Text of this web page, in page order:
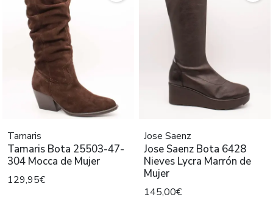
Tamaris
Tamaris Bota 25503-47-
304 Mocca de Mujer
129,95€
Jose Saenz
Jose Saenz Bota 6428
Nieves Lycra Marrón de
Mujer
145,00€